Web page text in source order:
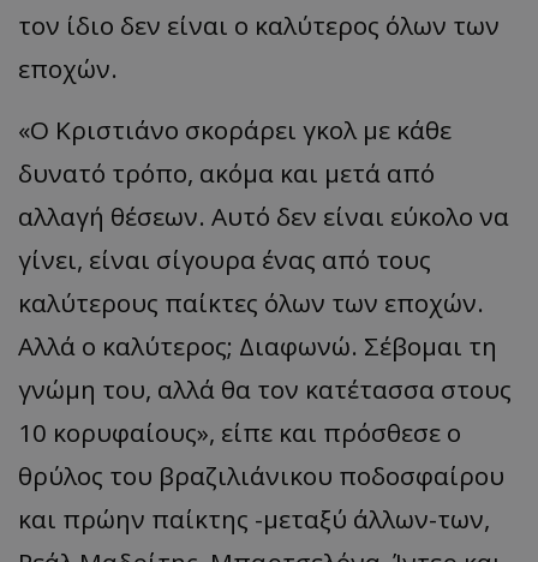
τον ίδιο δεν είναι ο καλύτερος όλων των
εποχών.
«Ο Κριστιάνο σκοράρει γκολ με κάθε
δυνατό τρόπο, ακόμα και μετά από
αλλαγή θέσεων. Αυτό δεν είναι εύκολο να
γίνει, είναι σίγουρα ένας από τους
καλύτερους παίκτες όλων των εποχών.
Αλλά ο καλύτερος; Διαφωνώ. Σέβομαι τη
γνώμη του, αλλά θα τον κατέτασσα στους
10 κορυφαίους», είπε και πρόσθεσε ο
θρύλος του βραζιλιάνικου ποδοσφαίρου
και πρώην παίκτης -μεταξύ άλλων-των,